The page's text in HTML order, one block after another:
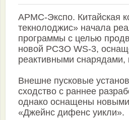
АРМС-Экспо. Китайская
текнолоджис» начала
программы с целью
новой РСЗО WS-3,
реактивными
Внешне пусковые
сходство с раннее
однако оснащены
«Джейнс дифенс уикли».